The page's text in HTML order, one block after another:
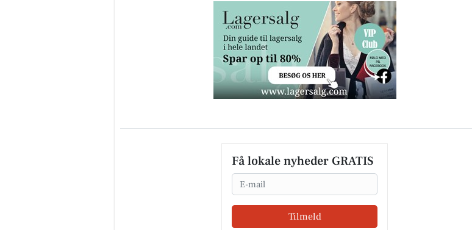
Få lokale nyheder GRATIS
Email
Tilmeld